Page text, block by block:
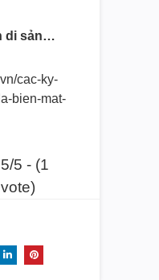
di sản…
cac-ky-
bien-mat-
5/5 - (1
vote)